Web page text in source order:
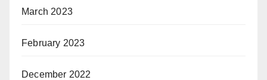
March 2023
February 2023
December 2022